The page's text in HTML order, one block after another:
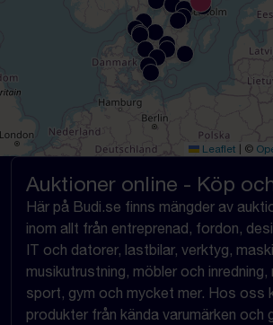
Leaflet | ©
Auktioner online - Köp
Här på Budi.se finns mängder av
inom allt från entreprenad, fordon,
IT och datorer, lastbilar, verktyg,
musikutrustning, möbler och inredning,
sport, gym och mycket mer. Hos oss
produkter från kända varumärken och